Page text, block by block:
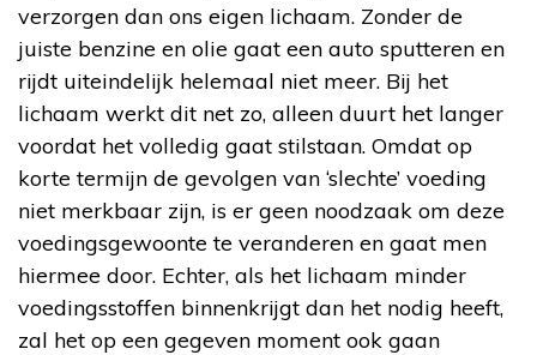
verzorgen dan ons eigen lichaam. Zonder de
juiste benzine en olie gaat een auto sputteren en
rijdt uiteindelijk helemaal niet meer. Bij het
lichaam werkt dit net zo, alleen duurt het langer
voordat het volledig gaat stilstaan. Omdat op
korte termijn de gevolgen van ‘slechte’ voeding
niet merkbaar zijn, is er geen noodzaak om deze
voedingsgewoonte te veranderen en gaat men
hiermee door. Echter, als het lichaam minder
voedingsstoffen binnenkrijgt dan het nodig heeft,
zal het op een gegeven moment ook gaan